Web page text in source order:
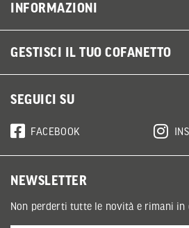
INFORMAZIONI
GESTISCI IL TUO COFANETTO
SEGUICI SU
FACEBOOK
NEWSLETTER
Non perderti tutte le novità e rimani in